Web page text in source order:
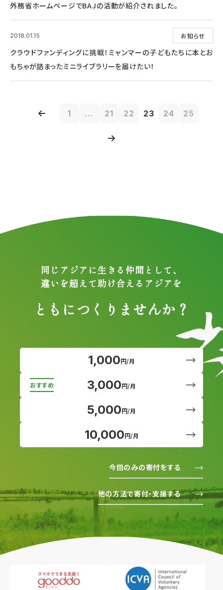
外務省ホームページでBAJの活動が紹介されました。
お知らせ
2018.01.15
クラウドファンディングに挑戦！ミャンマーの子どもたちに本とお
もちゃが詰まったミニライブラリーを届けたい！
1 ... 21 22 23 24 25
同じアジアに生きる仲間として、
違いを超えて助け合えるアジアを
ともにつくりませんか？
1,000円/月
3,000円/月
5,000円/月
10,000円/月
今回のみの寄付をする
他の方法で寄付・支援する